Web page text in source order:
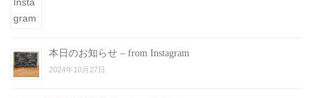
本日のお知らせ – from Instagram
2024年10月27日